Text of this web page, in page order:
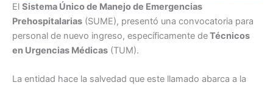
El Sistema Único de Manejo de Emergencias
Prehospitalarias (SUME), presentó una convocatoria para
personal de nuevo ingreso, específicamente deTécnicos
en Urgencias Médicas (TUM).
La entidad hace la salvedad que este llamado abarca a la